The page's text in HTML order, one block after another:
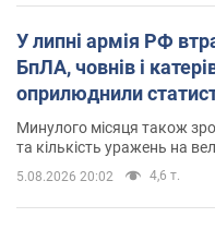
У липні армія РФ
БпЛА, човнів і
оприлюднили
Минулого місяця також
та кількість уражень на
5.08.2026 20:02 4,6 т.